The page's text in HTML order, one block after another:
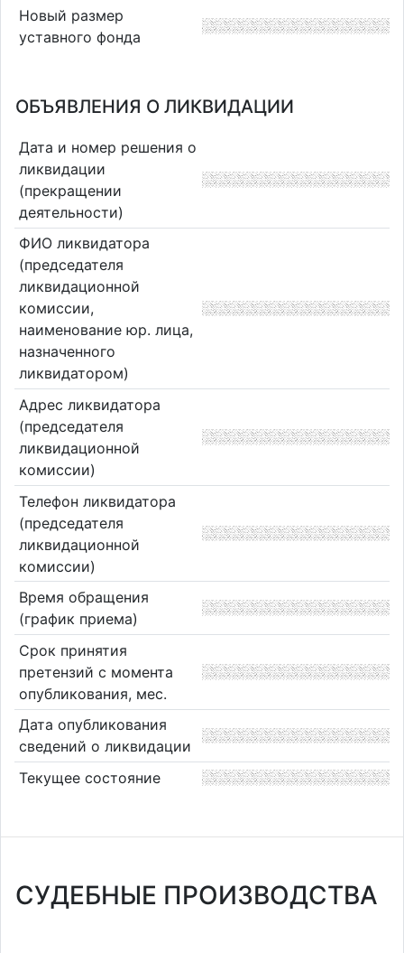
Новый размер
уставного фонда
ОБЪЯВЛЕНИЯ О ЛИКВИДАЦИИ
Дата и номер решения о
ликвидации
(прекращении
деятельности)
ФИО ликвидатора
(председателя
ликвидационной
комиссии,
наименование юр. лица,
назначенного
ликвидатором)
Адрес ликвидатора
(председателя
ликвидационной
комиссии)
Телефон ликвидатора
(председателя
ликвидационной
комиссии)
Время обращения
(график приема)
Срок принятия
претензий с момента
опубликования, мес.
Дата опубликования
сведений о ликвидации
Текущее состояние
СУДЕБНЫЕ ПРОИЗВОДСТВА